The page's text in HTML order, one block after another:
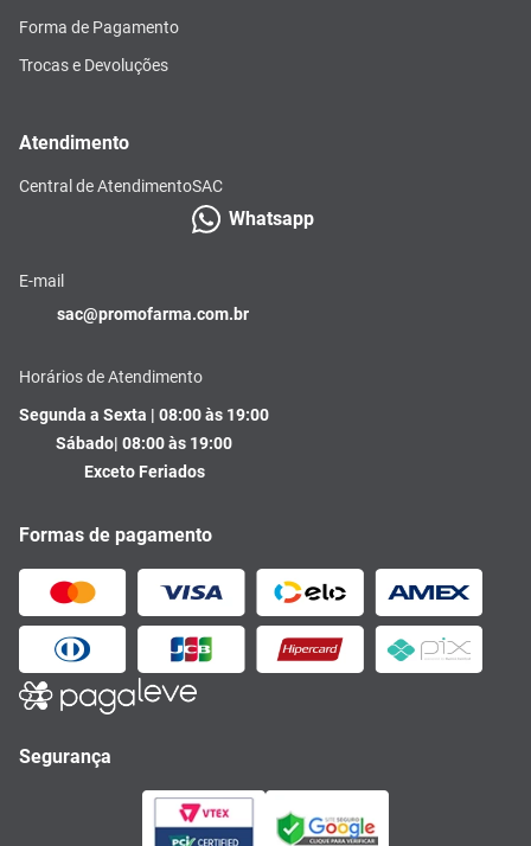
Forma de Pagamento
Trocas e Devoluções
Atendimento
Central de AtendimentoSAC
Whatsapp
E-mail
sac@promofarma.com.br
Horários de Atendimento
Segunda a Sexta | 08:00 às 19:00
Sábado| 08:00 às 19:00
Exceto Feriados
Formas de pagamento
Segurança